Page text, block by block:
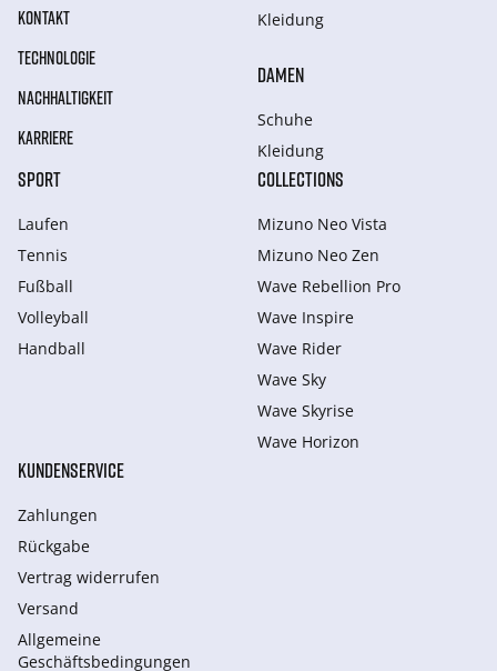
KONTAKT
TECHNOLOGIE
NACHHALTIGKEIT
KARRIERE
Kleidung
DAMEN
Schuhe
Kleidung
SPORT
Laufen
Tennis
Fußball
Volleyball
Handball
COLLECTIONS
Mizuno Neo Vista
Mizuno Neo Zen
Wave Rebellion Pro
Wave Inspire
Wave Rider
Wave Sky
Wave Skyrise
Wave Horizon
KUNDENSERVICE
Zahlungen
Rückgabe
Vertrag widerrufen
Versand
Allgemeine
Geschäftsbedingungen